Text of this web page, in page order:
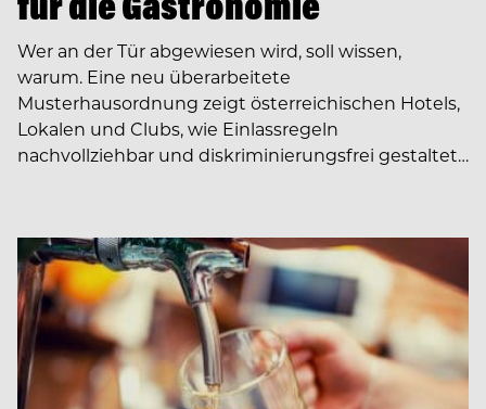
Wer an der Tür abgewiesen wird, soll wissen,
warum. Eine neu überarbeitete
Musterhausordnung zeigt österreichischen Hotels,
Lokalen und Clubs, wie Einlassregeln
nachvollziehbar und diskriminierungsfrei gestaltet…